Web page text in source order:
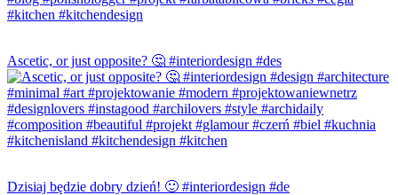
Ascetic, or just opposite? 🤔 #interiordesign #des
Dzisiaj będzie dobry dzień! 🙂 #interiordesign #de